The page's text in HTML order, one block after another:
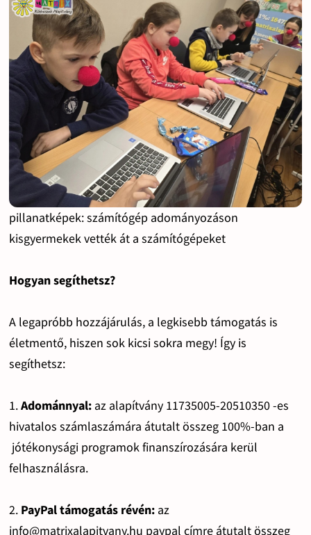
pillanatképek: számítógép adományozáson
kisgyermekek vették át a számítógépeket
Hogyan segíthetsz?
A legapróbb hozzájárulás, a legkisebb támogatás is
életmentő, hiszen sok kicsi sokra megy! Így is
segíthetsz:
1.Adománnyal: az alapítvány 11735005-20510350 -es
hivatalos számlaszámára átutalt összeg 100%-ban a
jótékonysági programok finanszírozására kerül
felhasználásra.
2. PayPal támogatás révén: az
info@matrixalapitvany.hu paypal címre átutalt összeg